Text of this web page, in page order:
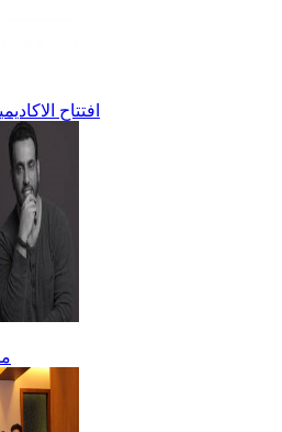
افتتاح